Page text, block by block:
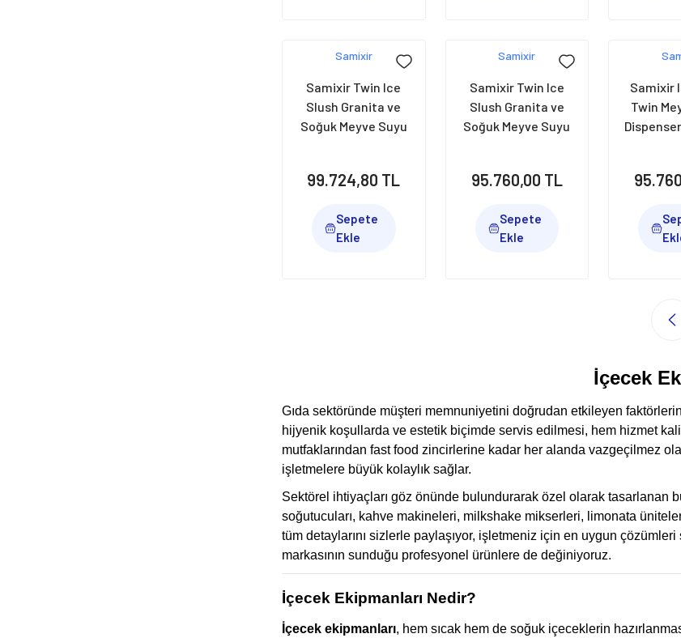
Samixir
Samixir Twin Ice
Slush Granita ve
Soğuk Meyve Suyu
99.724,80 TL
Sepete
Ekle
Samixir
Samixir Twin Ice
Slush Granita ve
Soğuk Meyve Suyu
95.760,00 TL
Sepete
Ekle
Samixir
Twin
İçecek
Gıda sektöründe müşteri memnuniyetini doğrudan etkileyen
hijyenik koşullarda ve estetik biçimde servis edilmesi, hem hizmet
mutfaklarından fast food zincirlerine kadar her alanda vazgeçilmez
işletmelere büyük kolaylık sağlar.
Sektörel ihtiyaçları göz önünde bulundurarak özel olarak tasarlanan
soğutucuları, kahve makineleri, milkshake mikserleri, limonata
tüm detaylarını sizlerle paylaşıyor, işletmeniz için en uygun
markasının sunduğu profesyonel ürünlere de değiniyoruz.
İçecek Ekipmanları Nedir?
İçecek ekipmanları, hem sıcak hem de soğuk içeceklerin